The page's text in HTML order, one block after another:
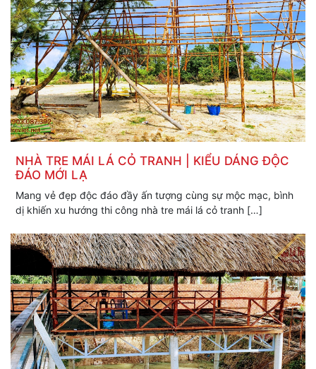
NHÀ TRE MÁI LÁ CỎ TRANH | KIỂU DÁNG ĐỘC
ĐÁO MỚI LẠ
Mang vẻ đẹp độc đáo đầy ấn tượng cùng sự mộc mạc, bình
dị khiến xu hướng thi công nhà tre mái lá cỏ tranh […]